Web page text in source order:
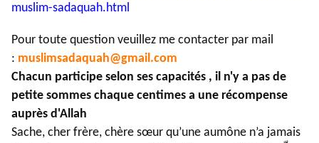
muslim-sadaquah.html
Pour toute question veuillez me contacter par mail
: muslimsadaquah@gmail.com
Chacun participe selon ses capacités , il n'y a pas de
petite sommes chaque centimes a une récompense
auprès d'Allah
Sache, cher frère, chère sœur qu’une aumône n’a jamais